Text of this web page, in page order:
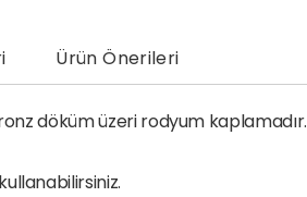
Ürün Önerileri
döküm üzeri rodyum kaplamadır.